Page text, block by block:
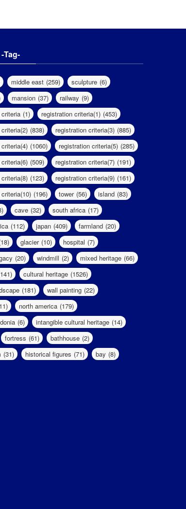
Tag-
middle east (259) sculpture (6)
mansion (37) railway (9)
(1) registration criteria(1) (453)
(838) registration criteria(3) (885)
(1060) registration criteria(5) (285)
(509) registration criteria(7) (191)
(123) registration criteria(9) (161)
(196) tower (56) island (83)
cave (32) south africa (17)
(112) japan (409) farmland (20)
glacier (10) hospital (7)
(20) windmill (2) mixed heritage (66)
cultural heritage (1526)
(181) wall painting (22)
north america (179)
(6) intangible cultural heritage (14)
fortress (61) bathhouse (2)
(31) historical figures (71) bay (8)